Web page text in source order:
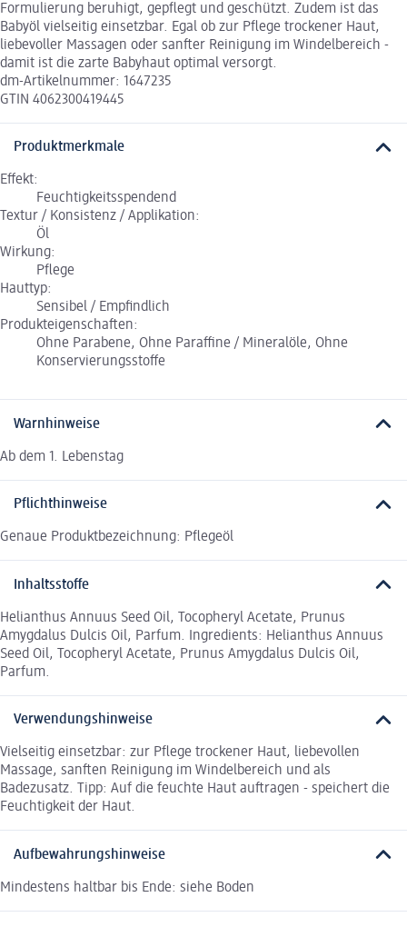
Formulierung beruhigt, gepflegt und geschützt. Zudem ist das
Babyöl vielseitig einsetzbar. Egal ob zur Pflege trockener Haut,
liebevoller Massagen oder sanfter Reinigung im Windelbereich -
damit ist die zarte Babyhaut optimal versorgt.
dm-Artikelnummer: 1647235
GTIN 4062300419445
Produktmerkmale
Effekt:
Feuchtigkeitsspendend
Textur / Konsistenz / Applikation:
Öl
Wirkung:
Pflege
Hauttyp:
Sensibel / Empfindlich
Produkteigenschaften:
Ohne Parabene, Ohne Paraffine / Mineralöle, Ohne
Konservierungsstoffe
Warnhinweise
Ab dem 1. Lebenstag
Pflichthinweise
Genaue Produktbezeichnung: Pflegeöl
Inhaltsstoffe
Helianthus Annuus Seed Oil, Tocopheryl Acetate, Prunus
Amygdalus Dulcis Oil, Parfum. Ingredients: Helianthus Annuus
Seed Oil, Tocopheryl Acetate, Prunus Amygdalus Dulcis Oil,
Parfum.
Verwendungshinweise
Vielseitig einsetzbar: zur Pflege trockener Haut, liebevollen
Massage, sanften Reinigung im Windelbereich und als
Badezusatz. Tipp: Auf die feuchte Haut auftragen - speichert die
Feuchtigkeit der Haut.
Aufbewahrungshinweise
Mindestens haltbar bis Ende: siehe Boden